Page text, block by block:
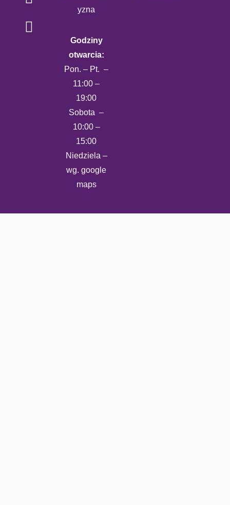
yzna
Godziny
otwarcia:
Pon. – Pt. –
11:00 –
19:00
Sobota –
10:00 –
15:00
Niedziela –
wg. google
maps